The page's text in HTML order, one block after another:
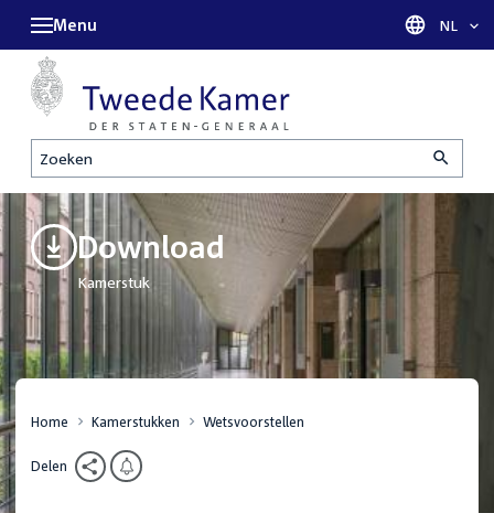
Zoeken
Menu Taal
NL
Download
Kamerstuk
Home Kamerstukken Wetsvoorstellen
Delen